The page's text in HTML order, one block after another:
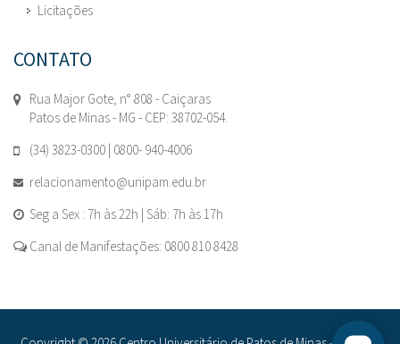
Licitações
CONTATO
Rua Major Gote, n° 808 - Caiçaras
Patos de Minas - MG - CEP: 38702-054.
(34) 3823-0300 | 0800- 940-4006
relacionamento@unipam.edu.br
Seg a Sex : 7h às 22h | Sáb: 7h às 17h
Canal de Manifestações: 0800 810 8428